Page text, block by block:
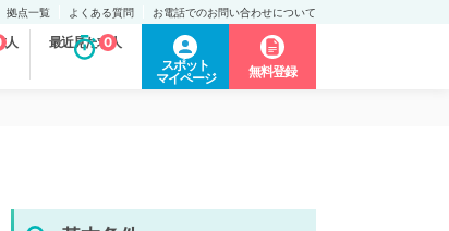
拠点一覧 よくある質問 お電話でのお問い合わせについて
人 最近見た求人
0
スポット
マイページ
無料登録